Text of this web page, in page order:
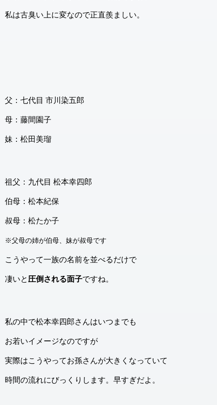
私は古臭い上に変なので正直羨ましい。
父：七代目 市川染五郎
母：藤間園子
妹：松田美瑠
祖父：九代目 松本幸四郎
伯母：松本紀保
叔母：松たか子
※父母の姉が伯母、妹が叔母です
こうやって一族の名前を並べるだけで
凄いと 圧倒される面子ですね。
私の中で松本幸四郎さんはいつまでも
お若いイメージなのですが
実際はこうやってお孫さんが大きくなっていて
時間の流れにびっくりします。早すぎだよ。